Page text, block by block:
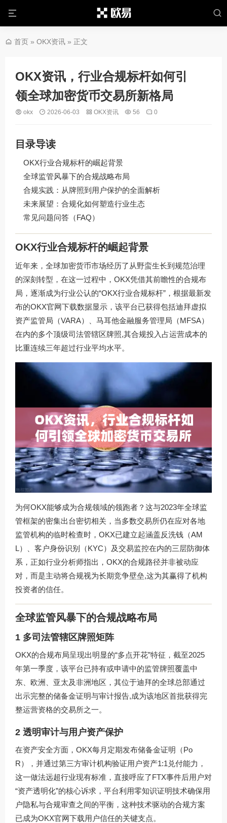
首页 » OKX资讯 » 正文
OKX资讯，行业合规标杆如何引
领全球加密货币交易所新格局
okx 2026-06-03 OKX资讯 56 0
目录导读
OKX行业合规标杆的崛起背景
全球监管风暴下的合规战略布局
合规实践：从牌照到用户保护的全面解析
未来展望：合规化如何塑造行业生态
常见问题问答（FAQ）
OKX行业合规标杆的崛起背景
近年来，全球加密货币市场经历了从野蛮生长到规范治理
的深刻转型，在这一过程中，OKX凭借其前瞻性的合规布
局，逐渐成为行业公认的“OKX行业合规标杆”，根据最新发
布的OKX官网下载数据显示，该平台已获得包括迪拜虚拟
资产监管局（VARA）、马耳他金融服务管理局（MFSA）
在内的多个顶级司法管辖区牌照,其合规投入占运营成本的
比重连续三年超过行业平均水平。
为何OKX能够成为合规领域的领跑者？这与2023年全球监
管框架的密集出台密切相关，当多数交易所仍在应对各地
监管机构的临时检查时，OKX已建立起涵盖反洗钱（AM
L）、客户身份识别（KYC）及交易监控在内的三层防御体
系，正如行业分析师指出，OKX的合规路径并非被动应
对，而是主动将合规视为长期竞争壁垒,这为其赢得了机构
投资者的信任。
全球监管风暴下的合规战略布局
1 多司法管辖区牌照矩阵
OKX的合规布局呈现出明显的“多点开花”特征，截至2025
年第一季度，该平台已持有或申请中的监管牌照覆盖中
东、欧洲、亚太及非洲地区，其位于迪拜的全球总部通过
出示完整的储备金证明与审计报告,成为该地区首批获得完
整运营资格的交易所之一。
2 透明审计与用户资产保护
在资产安全方面，OKX每月定期发布储备金证明（Po
R），并通过第三方审计机构验证用户资产1:1兑付能力，
这一做法远超行业现有标准，直接呼应了FTX事件后用户对
“资产透明化”的核心诉求，平台利用零知识证明技术确保用
户隐私与合规审查之间的平衡，这种技术驱动的合规方案
已成为OKX官网下载用户信任的关键支点。